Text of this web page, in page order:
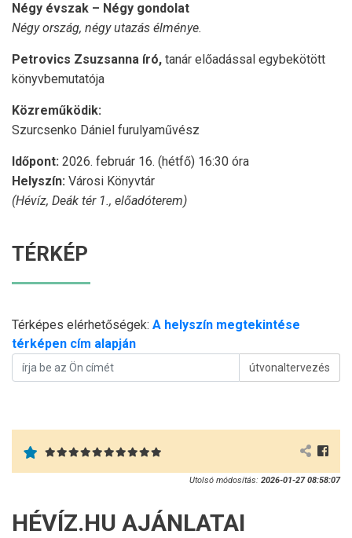
Négy évszak – Négy gondolat
Négy ország, négy utazás élménye.
Petrovics Zsuzsanna író, tanár előadással egybekötött
könyvbemutatója
Közreműködik:
Szurcsenko Dániel furulyaművész
Időpont: 2026. február 16. (hétfő) 16:30 óra
Helyszín: Városi Könyvtár
(Hévíz, Deák tér 1., előadóterem)
TÉRKÉP
Térképes elérhetőségek: A helyszín megtekintése
térképen cím alapján
útvonaltervezés
Utolsó módosítás: 2026-01-27 08:58:07
HÉVÍZ.HU AJÁNLATAI